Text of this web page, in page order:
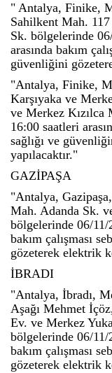
" Antalya, Finike,
Sahilkent Mah.
Sk. bölgelerinde
arasında bakım
güvenliğini
"Antalya, Finike,
Karşıyaka ve
ve Merkez Kızılca
16:00 saatleri
sağlığı ve
yapılacaktır."
GAZİPAŞA
"Antalya,
Mah. Adanda Sk.
bölgelerinde 06/11/
bakım çalışması
gözeterek elektrik
İBRADI
"Antalya, İbradı,
Aşağı Mehmet
Ev. ve Merkez
bölgelerinde 06/11/
bakım çalışması
gözeterek elektrik